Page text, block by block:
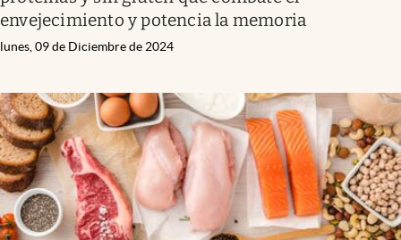
envejecimiento y potencia la memoria
lunes, 09 de Diciembre de 2024